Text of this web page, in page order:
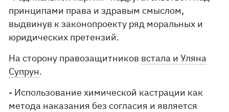
принципами права и здравым смыслом,
выдвинув к законопроекту ряд моральных и
юридических претензий.
На сторону правозащитников встала и Уляна
Супрун.
- Использование химической кастрации как
метода наказания без согласия и является